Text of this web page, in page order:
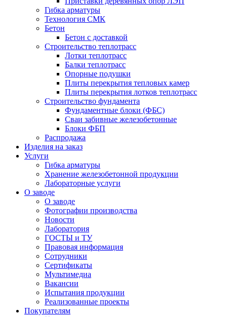
Гибка арматуры
Технология СМК
Бетон
Бетон с доставкой
Строительство теплотрасс
Лотки теплотрасс
Балки теплотрасс
Опорные подушки
Плиты перекрытия тепловых камер
Плиты перекрытия лотков теплотрасс
Строительство фундамента
Фундаментные блоки (ФБС)
Сваи забивные железобетонные
Блоки ФБП
Распродажа
Изделия на заказ
Услуги
Гибка арматуры
Хранение железобетонной продукции
Лабораторные услуги
О заводе
О заводе
Фотографии производства
Новости
Лаборатория
ГОСТЫ и ТУ
Правовая информация
Сотрудники
Сертификаты
Мультимедиа
Вакансии
Испытания продукции
Реализованные проекты
Покупателям